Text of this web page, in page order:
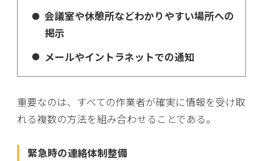
会議室や休憩所などわかりやすい場所への
掲示
メールやイントラネットでの通知
重要なのは、すべての作業者が確実に情報を受け取
れる複数の方法を組み合わせることである。
緊急時の連絡体制整備